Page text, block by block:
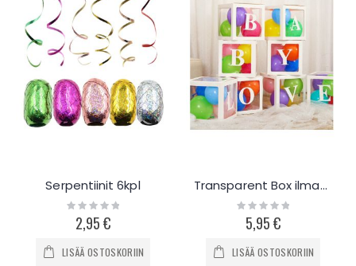
Serpentiinit 6kpl
Rating:
0%2,95 €
LISÄÄ OSTOSKORIIN
Transparent Box ilmapallo-laatikko
Rating:
0%5,95 €
LISÄÄ OSTOSKORIIN